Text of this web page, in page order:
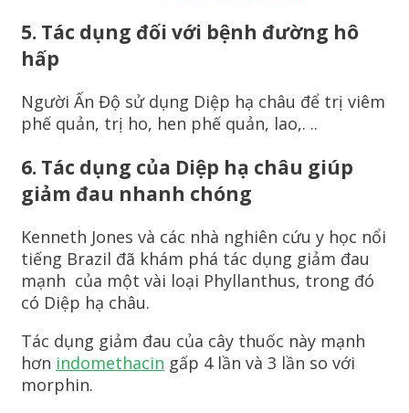
5. Tác dụng đối với bệnh đường hô
hấp
Người Ấn Độ sử dụng Diệp hạ châu để trị viêm
phế quản, trị ho, hen phế quản, lao,. ..
6. Tác dụng của Diệp hạ châu giúp
giảm đau nhanh chóng
Kenneth Jones và các nhà nghiên cứu y học nổi
tiếng Brazil đã khám phá tác dụng giảm đau
mạnh của một vài loại Phyllanthus, trong đó
có Diệp hạ châu.
Tác dụng giảm đau của cây thuốc này mạnh
hơn indomethacin gấp 4 lần và 3 lần so với
morphin.